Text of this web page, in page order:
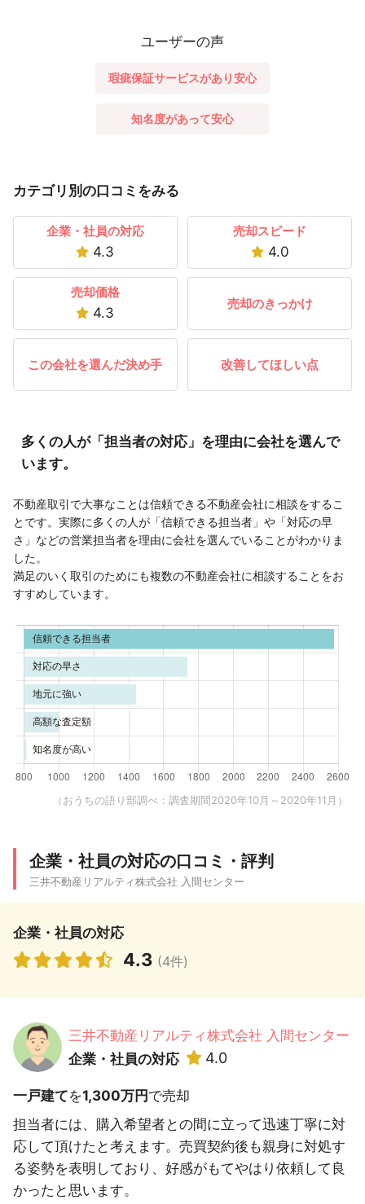
ユーザーの声
瑕疵保証サービスがあり安心
知名度があって安心
カテゴリ別の口コミをみる
企業・社員の対応
4.3
売却スピード
4.0
売却価格
4.3
売却のきっかけ
この会社を選んだ決め手 改善してほしい点
多くの人が「担当者の対応」を理由に会社を選んで
います。
不動産取引で大事なことは信頼できる不動産会社に相談をするこ
とです。実際に多くの人が「信頼できる担当者」や「対応の早
さ」などの営業担当者を理由に会社を選んでいることがわかりま
した。
満足のいく取引のためにも複数の不動産会社に相談することをお
すすめしています。
（おうちの語り部調べ：調査期間2020年10月～2020年11月）
企業・社員の対応の口コミ・評判
三井不動産リアルティ株式会社 入間センター
企業・社員の対応
4.3 (4件)
三井不動産リアルティ株式会社 入間センター
企業・社員の対応
4.0
一戸建てを1,300万円で売却
担当者には、購入希望者との間に立って迅速丁寧に対
応して頂けたと考えます。売買契約後も親身に対処す
る姿勢を表明しており、好感がもてやはり依頼して良
かったと思います。